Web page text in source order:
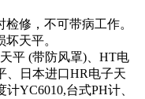
检修，不可带病工作。
天平。
平 (带防风罩)、HT电
、日本进口HR电子天
YC6010,台式PH计、